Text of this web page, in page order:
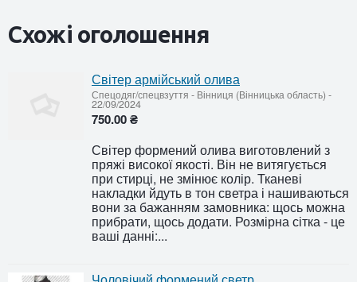
Схожі оголошення
Світер армійський олива
Спецодяг/спецвзуття - Вінниця (Вінницька область) -
22/09/2024
750.00 ₴
Світер формений олива виготовлений з
пряжі високої якості. Він не витягується
при стирці, не змінює колір. Тканеві
накладки йдуть в тон светра і нашиваються
вони за бажанням замовника: щось можна
прибрати, щось додати. Розмірна сітка - це
ваші данні:...